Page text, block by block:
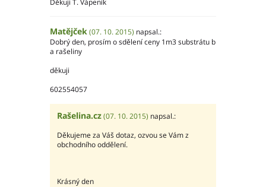
Děkuji T. Vápeník
Matějček(07. 10. 2015) napsal.:
Dobrý den, prosím o sdělení ceny 1m3 substrátu b
a rašeliny
děkuji
602554057
Rašelina.cz(07. 10. 2015) napsal.:
Děkujeme za Váš dotaz, ozvou se Vám z
obchodního oddělení.
Krásný den